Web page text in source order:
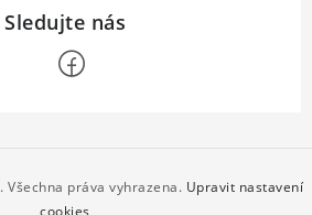
. Všechna práva vyhrazena. Upravit nastavení